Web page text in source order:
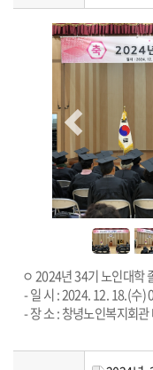
ㅇ 2024년 34기 노인대학
- 일 시 : 2024. 12. 18.(수)
- 장 소 : 창녕노인복지회